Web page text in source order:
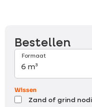
Bestellen
Formaat
Wissen
Zand of grind